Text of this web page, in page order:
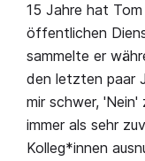
15 Jahre hat
öffentlichen
sammelte er
den letzten paar
mir schwer,
immer als sehr
Kolleg*innen